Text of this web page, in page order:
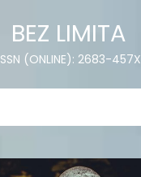
BEZ LIMITA
(ONLINE): 2683-457X